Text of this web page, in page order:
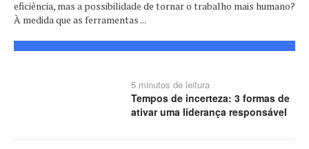
eficiência, mas a possibilidade de tornar o trabalho mais humano?
À medida que as ferramentas ...
5 minutos de leitura
Tempos de incerteza: 3 formas de
ativar uma liderança responsável